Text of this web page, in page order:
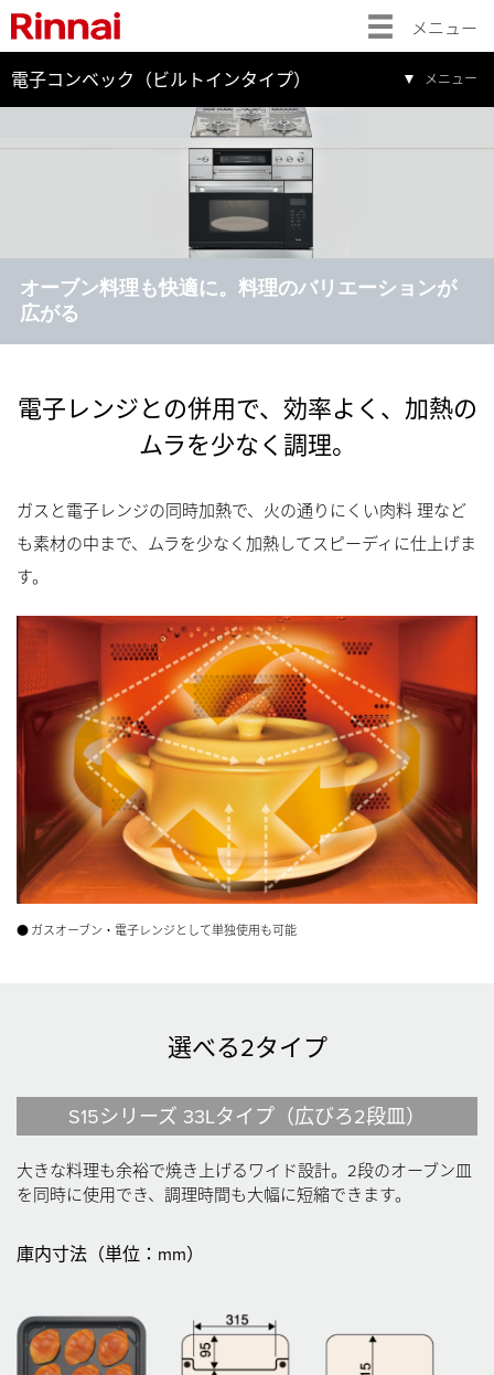
メニュー
電子コンベック（ビルトインタイプ） メニュー
オーブン料理も快適に。料理のバリエーションが
広がる
電子レンジとの併用で、効率よく、加熱の
ムラを少なく調理。
● ガスオーブン・電子レンジとして単独使用も可能
ガスと電子レンジの同時加熱で、火の通りにくい肉料 理など
も素材の中まで、ムラを少なく加熱してスピーディに仕上げま
す。
選べる2タイプ
S15シリーズ 33Lタイプ（広びろ2段皿）
大きな料理も余裕で焼き上げるワイド設計。2段のオーブン皿
を同時に使用でき、調理時間も大幅に短縮できます。
庫内寸法（単位：mm）